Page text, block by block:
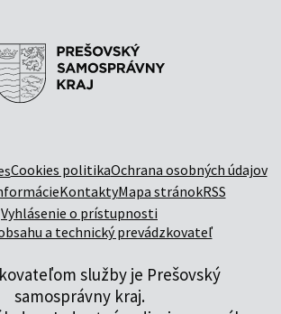
Cookies politikaOchrana osobných údajov
KontaktyMapa stránokRSS
Vyhlásenie o prístupnosti
a technický prevádzkovateľ
služby je Prešovský
samosprávny kraj.